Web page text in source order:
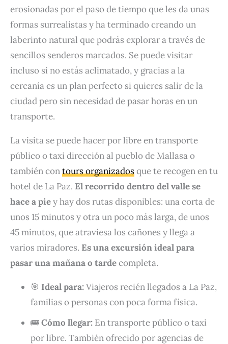
erosionadas por el paso de tiempo que les da unas
formas surrealistas y ha terminado creando un
laberinto natural que podrás explorar a través de
sencillos senderos marcados. Se puede visitar
incluso si no estás aclimatado, y gracias a la
cercanía es un plan perfecto si quieres salir de la
ciudad pero sin necesidad de pasar horas en un
transporte.
La visita se puede hacer por libre en transporte
público o taxi dirección al pueblo de Mallasa o
también contours organizadosque te recogen en tu
hotel de La Paz. El recorrido dentro del valle se
hace a piey hay dos rutas disponibles: una corta de
unos 15 minutos y otra un poco más larga, de unos
45 minutos, que atraviesa los cañones y llega a
varios miradores. Es una excursión ideal para
pasar una mañana o tardecompleta.
🎯 Ideal para:Viajeros recién llegados a La Paz,
familias o personas con poca forma física.
🚌Cómo llegar: En transporte público o taxi
por libre. También ofrecido por agencias de